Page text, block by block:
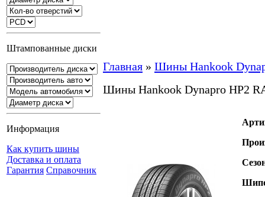
Штампованные диски
Информация
Как купить шины
Доставка и оплата
Гарантия Справочник
Главная » Шины Hankook
Шины Hankook Dynapro HP2